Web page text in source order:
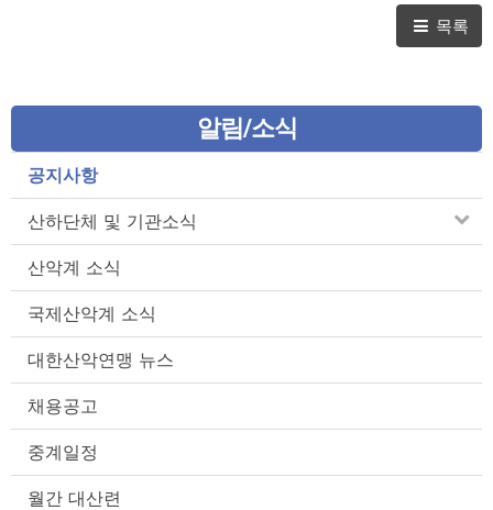
목록
알림/소식
공지사항
산하단체 및 기관소식
산악계 소식
국제산악계 소식
대한산악연맹 뉴스
채용공고
중계일정
월간 대산련